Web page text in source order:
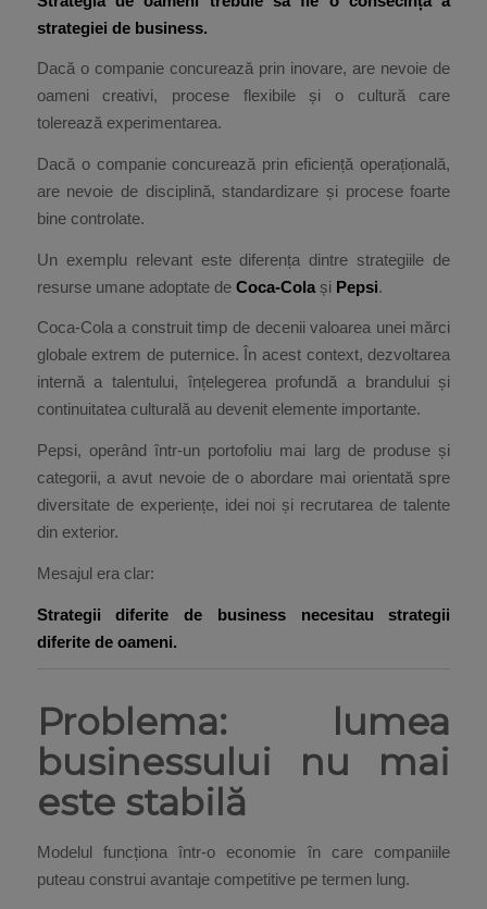
strategiei de business.
Dacă o companie concurează prin inovare, are nevoie de
oameni creativi, procese flexibile și o cultură care
tolerează experimentarea.
Dacă o companie concurează prin eficiență operațională,
are nevoie de disciplină, standardizare și procese foarte
bine controlate.
Un exemplu relevant este diferența dintre strategiile de
resurse umane adoptate de Coca-Colași Pepsi.
Coca-Cola a construit timp de decenii valoarea unei mărci
globale extrem de puternice. În acest context, dezvoltarea
internă a talentului, înțelegerea profundă a brandului și
continuitatea culturală au devenit elemente importante.
Pepsi, operând într-un portofoliu mai larg de produse și
categorii, a avut nevoie de o abordare mai orientată spre
diversitate de experiențe, idei noi și recrutarea de talente
din exterior.
Mesajul era clar:
Strategii diferite de business necesitau strategii
diferite de oameni.
Problema: lumea
businessului nu mai
este stabilă
Modelul funcționa într-o economie în care companiile
puteau construi avantaje competitive pe termen lung.